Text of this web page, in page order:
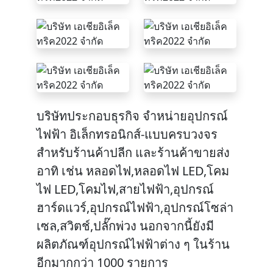
บริษัทประกอบธุรกิจ จำหน่ายอุปกรณ์
ไฟฟ้า อิเล็กทรอนิกส์-แบบครบวงจร
สำหรับร้านค้าปลีก และร้านค้าขายส่ง
อาทิ เช่น หลอดไฟ,หลอดไฟ LED,โคม
ไฟ LED,โคมไฟ,สายไฟฟ้า,อุปกรณ์
ฮาร์ดแวร์,อุปกรณ์ไฟฟ้า,อุปกรณ์โซล่า
เซล,สวิตช์,ปลั๊กพ่วง นอกจากนี้ยังมี
ผลิตภัณฑ์อุปกรณ์ไฟฟ้าต่าง ๆ ในร้าน
อีกมากกว่า 1000 รายการ